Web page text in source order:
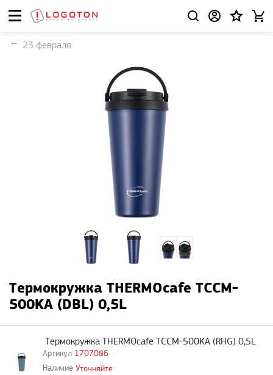
23 февраля
Термокружка THERMOcafe TCCM-
500KA (DBL) 0,5L
1707086
Термокружка THERMOcafe TCCM-500KA (RHG) 0,5L
Уточняйте